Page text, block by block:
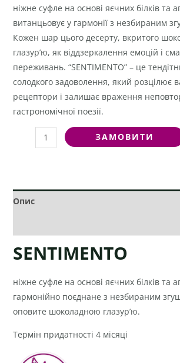
ніжне суфле на основі яєчних білків та
витанцьовує у гармонії з незбираним
Кожен шар цього десерту, вкритого
глазур’ю, як віддзеркалення емоцій і
переживань. “SENTIMENTO” – це
солодкого задоволення, який розцілює
рецептори і залишає враження
гастрономічної поезії.
ЗАМОВИТИ
Опис
SENTIMENTO
ніжне суфле на основі яєчних білків та
гармонійно поєднане з незбираним
оповите шоколадною глазур’ю.
Термін придатності 4 місяці